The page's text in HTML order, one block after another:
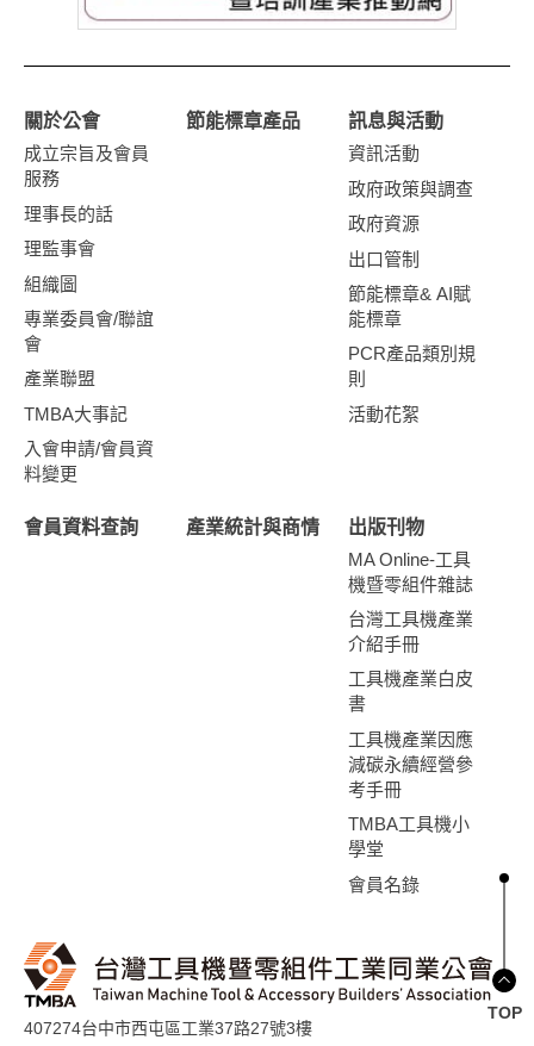
關於公會
成立宗旨及會員
服務
理事長的話
理監事會
組織圖
專業委員會/聯誼
會
產業聯盟
TMBA大事記
入會申請/會員資
料變更
節能標章產品
訊息與活動
資訊活動
政府政策與調查
政府資源
出口管制
節能標章& AI賦
能標章
PCR產品類別規
則
活動花絮
會員資料查詢 產業統計與商情
出版刊物
MA Online-工具
機暨零組件雜誌
台灣工具機產業
介紹手冊
工具機產業白皮
書
工具機產業因應
減碳永續經營參
考手冊
TMBA工具機小
學堂
會員名錄
407274台中市西屯區工業37路27號3樓
TOP